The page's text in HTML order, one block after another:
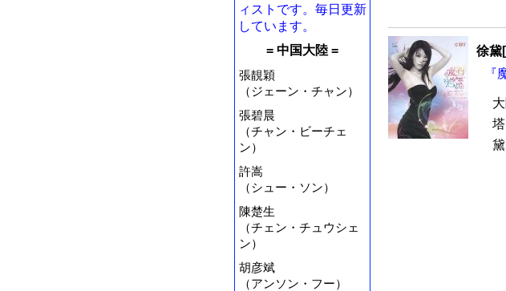
ィストです。毎日更新
しています。
= 中国大陸 =
張靚穎
（ジェーン・チャン）
張碧晨
（チャン・ビーチェ
ン）
許嵩
（シュー・ソン）
陳楚生
（チェン・チュウシェ
ン）
胡彦斌
（アンソン・フー）
徐黛
『